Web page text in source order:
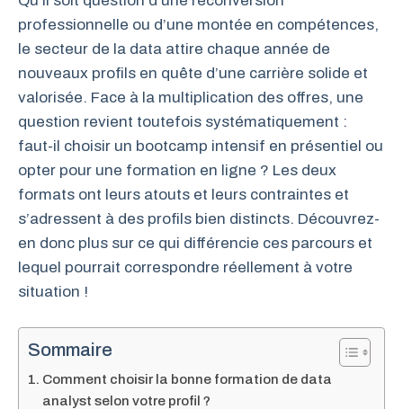
professionnelle ou d’une montée en compétences,
le secteur de la data attire chaque année de
nouveaux profils en quête d’une carrière solide et
valorisée. Face à la multiplication des offres, une
question revient toutefois systématiquement :
faut-il choisir un bootcamp intensif en présentiel ou
opter pour une formation en ligne ? Les deux
formats ont leurs atouts et leurs contraintes et
s’adressent à des profils bien distincts. Découvrez-
en donc plus sur ce qui différencie ces parcours et
lequel pourrait correspondre réellement à votre
situation !
Sommaire
Comment choisir la bonne formation de data
analyst selon votre profil ?